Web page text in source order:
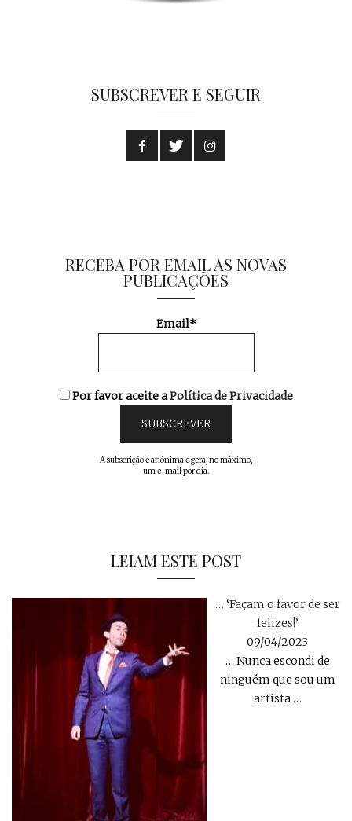
SUBSCREVER E SEGUIR
RECEBA POR EMAIL AS NOVAS
PUBLICAÇÕES
Email*
Por favor aceite aPolítica de Privacidade
A subscrição é anónima e gera, no máximo,
um e-mail por dia.
LEIAM ESTE POST
… ‘Façam o favor de ser
felizes!’
09/04/2023
… Nunca escondi de
ninguém que sou um
artista …